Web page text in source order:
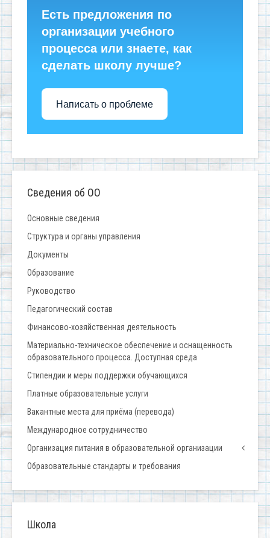
Есть предложения по
организации учебного
процесса или знаете, как
сделать школу лучше?
Написать о проблеме
Сведения об ОО
Основные сведения
Структура и органы управления
Документы
Образование
Руководство
Педагогический состав
Финансово-хозяйственная деятельность
Материально-техническое обеспечение и оснащенность
образовательного процесса. Доступная среда
Стипендии и меры поддержки обучающихся
Платные образовательные услуги
Вакантные места для приёма (перевода)
Международное сотрудничество
Организация питания в образовательной организации
Образовательные стандарты и требования
Школа